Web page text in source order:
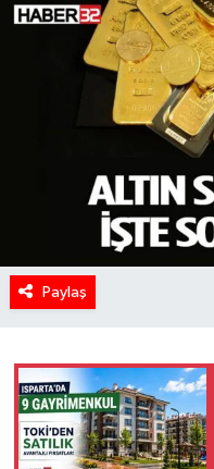
Paylaş
Güncel
HABERDE İNSAN
KÜLTÜR SANAT
MAGAZİN
POLİTİKA
RESMİ İLANLAR